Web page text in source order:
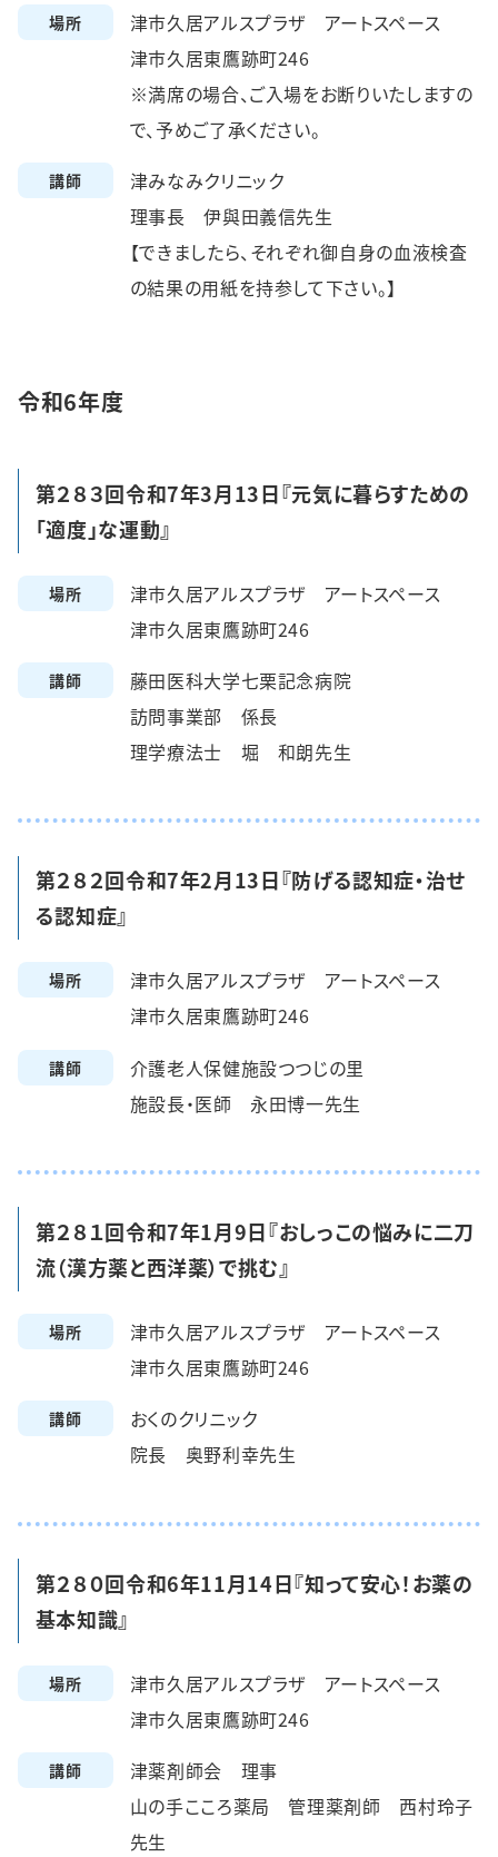
場所
津市久居アルスプラザ アートスペース
津市久居東鷹跡町246
※満席の場合、ご入場をお断りいたしますの
で、予めご了承ください。
講師
津みなみクリニック
理事長 伊與田義信先生
【できましたら、それぞれ御自身の血液検査
の結果の用紙を持参して下さい。】
令和6年度
第２８３回令和7年3月13日『元気に暮らすための
「適度」な運動』
場所
津市久居アルスプラザ アートスペース
津市久居東鷹跡町246
講師
藤田医科大学七栗記念病院
訪問事業部 係長
理学療法士 堀 和朗先生
第２８２回令和7年2月13日『防げる認知症・治せ
る認知症』
場所
津市久居アルスプラザ アートスペース
津市久居東鷹跡町246
講師
介護老人保健施設つつじの里
施設長・医師 永田博一先生
第２８１回令和7年1月9日『おしっこの悩みに二刀
流（漢方薬と西洋薬）で挑む』
場所
津市久居アルスプラザ アートスペース
津市久居東鷹跡町246
講師
おくのクリニック
院長 奥野利幸先生
第２８０回令和6年11月14日『知って安心！お薬の
基本知識』
場所
津市久居アルスプラザ アートスペース
津市久居東鷹跡町246
講師
津薬剤師会 理事
山の手こころ薬局 管理薬剤師 西村玲子
先生